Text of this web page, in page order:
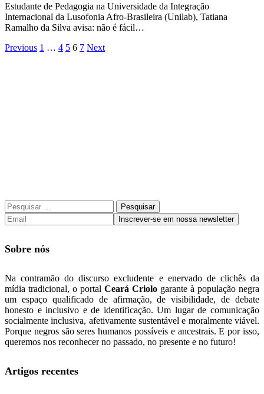
Estudante de Pedagogia na Universidade da Integração
Internacional da Lusofonia Afro-Brasileira (Unilab), Tatiana
Ramalho da Silva avisa: não é fácil…
Previous 1 … 4 5 6 7 Next
Pesquisar
por:
Sobre nós
Na contramão do discurso excludente e enervado de clichês da
mídia tradicional, o portal Ceará Criolo garante à população negra
um espaço qualificado de afirmação, de visibilidade, de debate
honesto e inclusivo e de identificação. Um lugar de comunicação
socialmente inclusiva, afetivamente sustentável e moralmente viável.
Porque negros são seres humanos possíveis e ancestrais. E por isso,
queremos nos reconhecer no passado, no presente e no futuro!
Artigos recentes